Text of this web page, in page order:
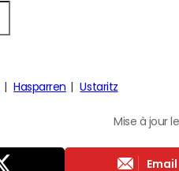
Hasparren Ustaritz
Mise à jour
Email